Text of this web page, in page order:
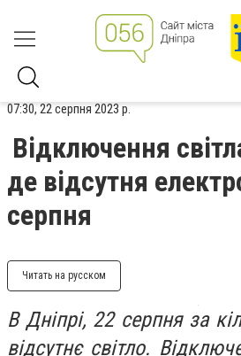
07:30, 22 серпня 2023 р.
Відключення
де відсутня
серпня
Читать на русском
В Дніпрі, 22 серпня за
відсутнє світло.